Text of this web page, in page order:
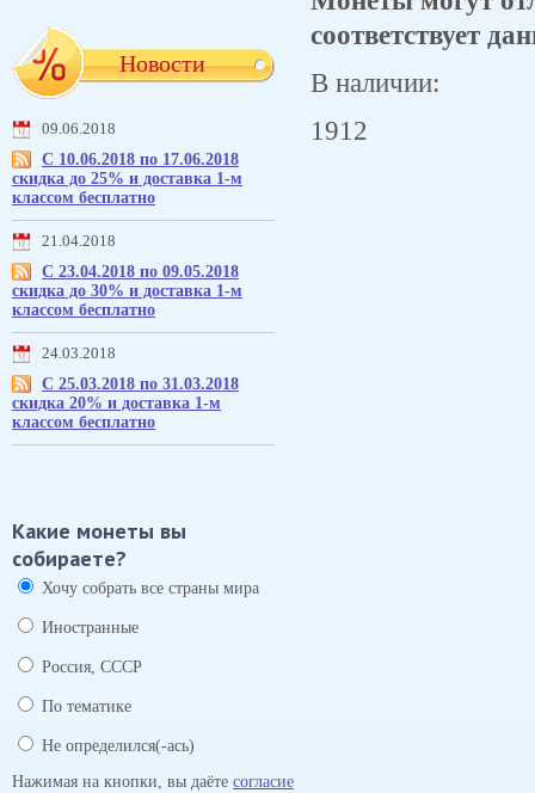
Новости
09.06.2018
С 10.06.2018 по 17.06.2018
скидка до 25% и доставка 1-м
классом бесплатно
21.04.2018
С 23.04.2018 по 09.05.2018
скидка до 30% и доставка 1-м
классом бесплатно
24.03.2018
С 25.03.2018 по 31.03.2018
скидка 20% и доставка 1-м
классом бесплатно
Какие монеты вы
собираете?
Хочу собрать все страны мира
Иностранные
Россия, СССР
По тематике
Не определился(-ась)
Нажимая на кнопки, вы даёте согласие
соответствует
В наличии:
1912